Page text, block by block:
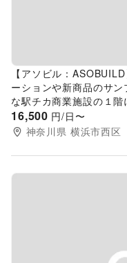
【アソビル：
ーションや新商品のサ
な駅チカ商業施設の１
16,500 円/日〜
神奈川県 横浜市西区